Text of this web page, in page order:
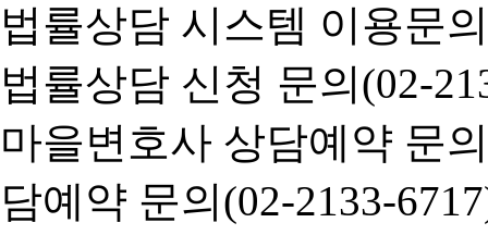
법률상담 시스템 이용문
법률상담 신청 문의(02-
마을변호사 상담예약 문
담예약 문의(02-2133-